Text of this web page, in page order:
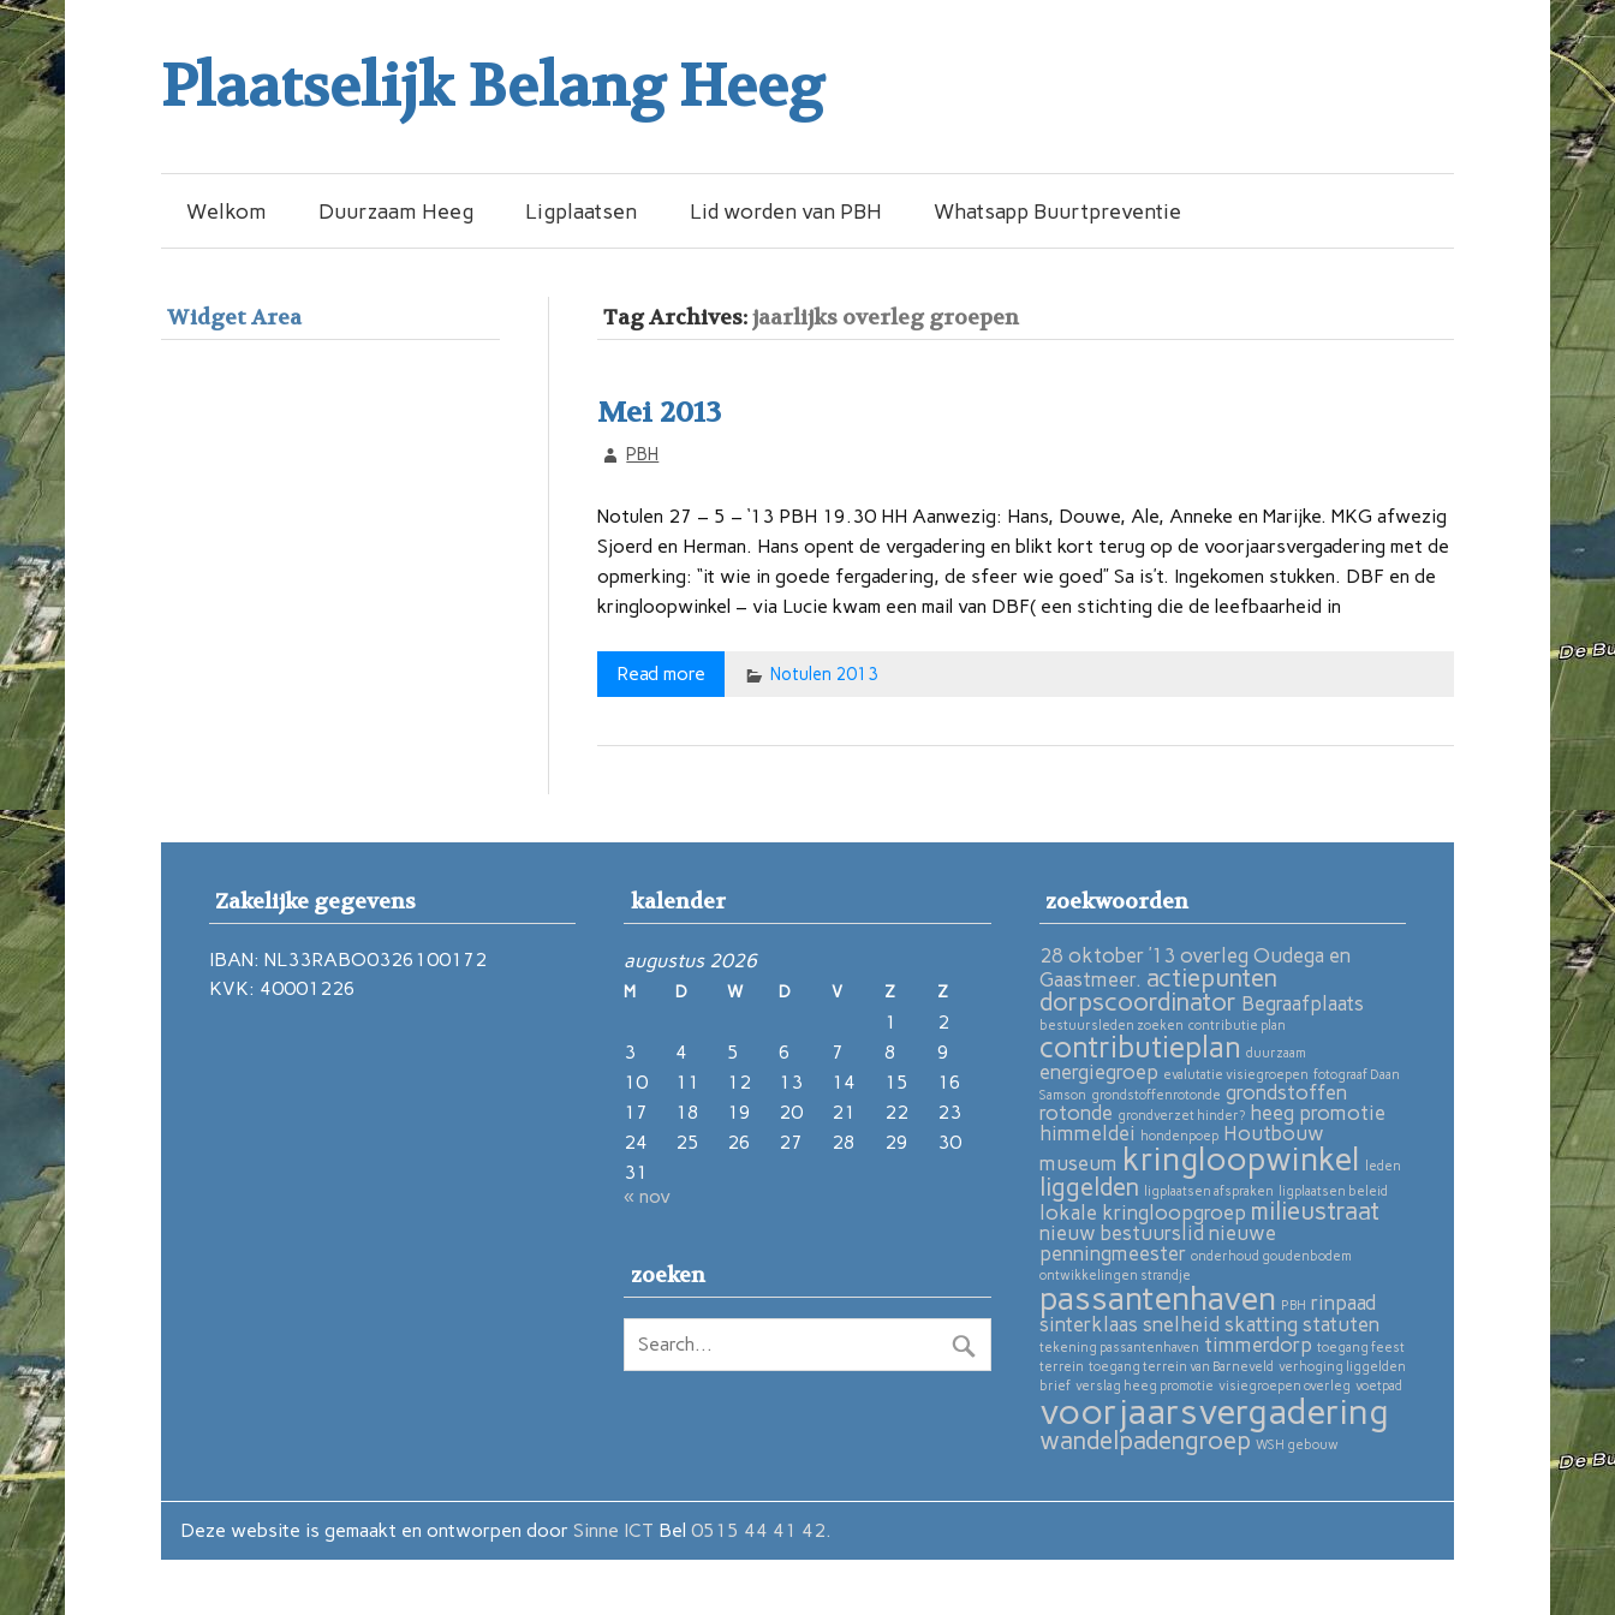
Plaatselijk Belang Heeg
Welkom Duurzaam Heeg Ligplaatsen Lid worden van PBH Whatsapp Buurtpreventie
Tag Archives:jaarlijks overleg groepen
Mei 2013
PBH
Notulen 27 – 5 – ‘13 PBH 19.30 HH Aanwezig: Hans, Douwe, Ale, Anneke en Marijke. MKG afwezig
Sjoerd en Herman. Hans opent de vergadering en blikt kort terug op de voorjaarsvergadering met de
opmerking: “it wie in goede fergadering, de sfeer wie goed” Sa is’t. Ingekomen stukken. DBF en de
kringloopwinkel – via Lucie kwam een mail van DBF( een stichting die de leefbaarheid in
Read more Notulen 2013
Widget Area
Zakelijke gegevens
IBAN: NL33RABO0326100172
KVK: 40001226
kalender
augustus 2026
M D W D V Z Z
1
2
3
4 5 6 7 8
9
10
11 12 13 14 15
16
17
18 19 20 21 22
23
24
25 26 27 28 29
30
31
« nov
zoeken
zoekwoorden
28 oktober ’13 overleg Oudega en
Gaastmeer. actiepunten
dorpscoordinator Begraafplaats
bestuursleden zoeken contributie plan
contributieplan duurzaam
energiegroep evalutatie visiegroepen fotograaf Daan
Samson grondstoffenrotonde grondstoffen
rotonde grondverzet hinder? heeg promotie
himmeldei
hondenpoep Houtbouw
museum kringloopwinkel leden
liggelden ligplaatsen afspraken ligplaatsen beleid
lokale kringloopgroep milieustraat
nieuw bestuurslid nieuwe
penningmeester onderhoud goudenbodem
ontwikkelingen strandje
passantenhaven PBH rinpaad
sinterklaas snelheid skatting statuten
tekening passantenhaven timmerdorp toegang feest
terrein toegang terrein van Barneveld verhoging liggelden
brief verslag heeg promotie visiegroepen overleg voetpad
voorjaarsvergadering
wandelpadengroep WSH gebouw
Deze website is gemaakt en ontworpen door Sinne ICT Bel 0515 44 41 42.